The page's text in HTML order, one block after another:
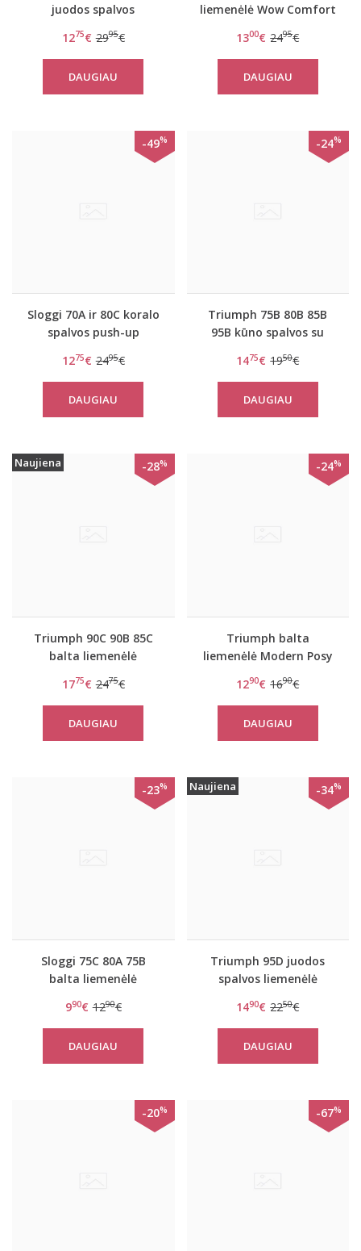
juodos spalvos
1275€ 2995€
DAUGIAU
liemenėlė Wow Comfort
1300€ 2495€
DAUGIAU
-49%
Sloggi 70A ir 80C koralo
spalvos push-up
PU
1275€ 2495€
DAUGIAU
-24%
Triumph 75B 80B 85B
95B kūno spalvos su
Elasti Cross Lace N
1475€ 1950€
DAUGIAU
Naujiena -28%
Triumph 90C 90B 85C
balta liemenėlė
1775€ 2475€
DAUGIAU
-24%
Triumph balta
liemenėlė Modern Posy
1290€ 1690€
DAUGIAU
-23%
Sloggi 75C 80A 75B
balta liemenėlė
990€ 1290€
DAUGIAU
Naujiena -34%
Triumph 95D juodos
spalvos liemenėlė
Comfort N
1490€ 2250€
DAUGIAU
-20% -67%